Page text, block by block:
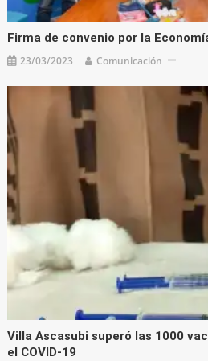
Firma de convenio por la
23/03/2023 Comunicación
Villa Ascasubi superó las 1000
el COVID-19